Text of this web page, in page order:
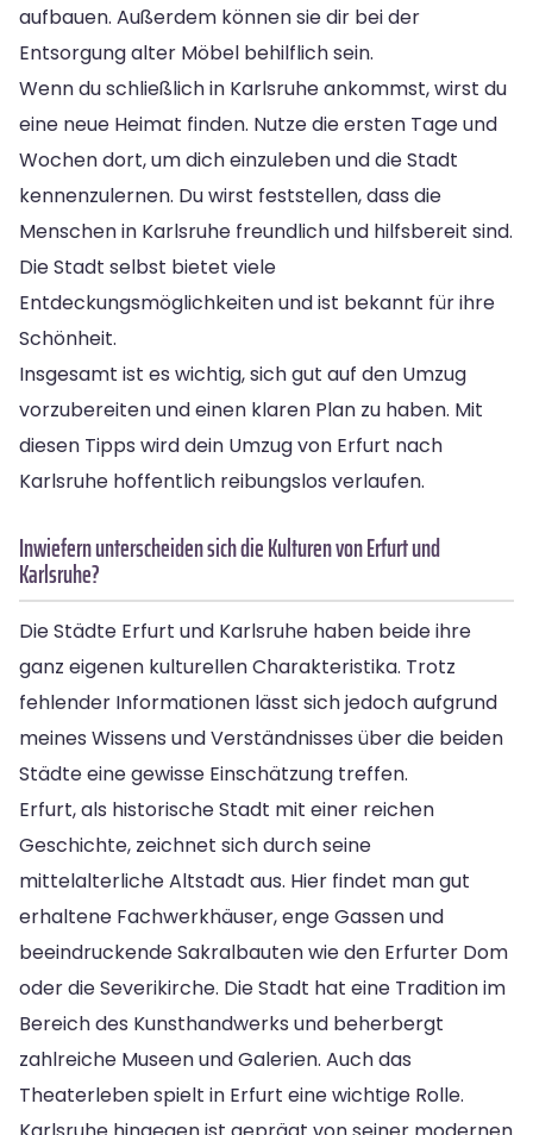
aufbauen. Außerdem können sie dir bei der
Entsorgung alter Möbel behilflich sein.
Wenn du schließlich in Karlsruhe ankommst, wirst du
eine neue Heimat finden. Nutze die ersten Tage und
Wochen dort, um dich einzuleben und die Stadt
kennenzulernen. Du wirst feststellen, dass die
Menschen in Karlsruhe freundlich und hilfsbereit sind.
Die Stadt selbst bietet viele
Entdeckungsmöglichkeiten und ist bekannt für ihre
Schönheit.
Insgesamt ist es wichtig, sich gut auf den Umzug
vorzubereiten und einen klaren Plan zu haben. Mit
diesen Tipps wird dein Umzug von Erfurt nach
Karlsruhe hoffentlich reibungslos verlaufen.
Inwiefern unterscheiden sich die Kulturen von Erfurt und
Karlsruhe?
Die Städte Erfurt und Karlsruhe haben beide ihre
ganz eigenen kulturellen Charakteristika. Trotz
fehlender Informationen lässt sich jedoch aufgrund
meines Wissens und Verständnisses über die beiden
Städte eine gewisse Einschätzung treffen.
Erfurt, als historische Stadt mit einer reichen
Geschichte, zeichnet sich durch seine
mittelalterliche Altstadt aus. Hier findet man gut
erhaltene Fachwerkhäuser, enge Gassen und
beeindruckende Sakralbauten wie den Erfurter Dom
oder die Severikirche. Die Stadt hat eine Tradition im
Bereich des Kunsthandwerks und beherbergt
zahlreiche Museen und Galerien. Auch das
Theaterleben spielt in Erfurt eine wichtige Rolle.